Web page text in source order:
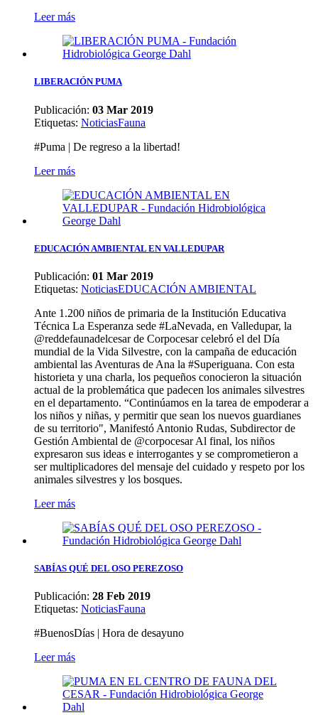
Leer más
LIBERACIÓN PUMA
Publicación: 03 Mar 2019
Etiquetas: NoticiasFauna
#Puma | De regreso a la libertad!
Leer más
EDUCACIÓN AMBIENTAL EN VALLEDUPAR
Publicación: 01 Mar 2019
Etiquetas: NoticiasEDUCACIÓN AMBIENTAL
Ante 1.200 niños de primaria de la Institución Educativa
Técnica La Esperanza sede #LaNevada, en Valledupar, la
@reddefaunadelcesar de Corpocesar celebró el del Día
mundial de la Vida Silvestre, con la campaña de educación
ambiental las Aventuras de Ana la #Superiguana. Con esta
historieta y una charla, los pequeños conocieron la situación
actual de la problemática que padecen los animales silvestres
en el departamento. “Continúamos en la tarea de empoderar a
los niños y niñas, y permitir que sean los nuevos guardianes
de su territorio", Manifestó Antonio Rudas, Subdirector de
Gestión Ambiental de @corpocesar Al final, los niños
expresaron sus ideas e interrogantes y se comprometieron a
ser multiplicadores del mensaje del cuidado y respeto por los
animales silvestres y los bosques.
Leer más
SABÍAS QUÉ DEL OSO PEREZOSO
Publicación: 28 Feb 2019
Etiquetas: NoticiasFauna
#BuenosDías | Hora de desayuno
Leer más